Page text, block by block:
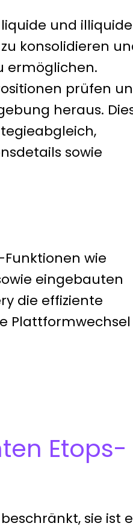
und illiquide
konsolidieren
ermöglichen.
prüfen
heraus.
sowie
wie
eingebauten
die effiziente
Etops-
sie ist